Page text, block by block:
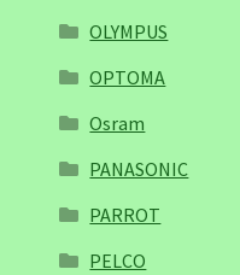
OLYMPUS
OPTOMA
Osram
PANASONIC
PARROT
PELCO